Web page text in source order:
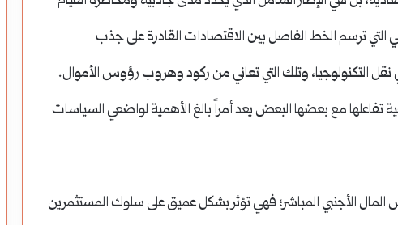
هي التي ترسم الخط الفاصل بين الاقتصادات القادرة على جذب
التكنولوجيا، وتلك التي تعاني من ركود وهروب رؤوس الأموال.
تفاعلها مع بعضها البعض يعد أمراً بالغ الأهمية لواضعي السياسات
المال الأجنبي المباشر؛ فهي تؤثر بشكل عميق على سلوك المستثمرين